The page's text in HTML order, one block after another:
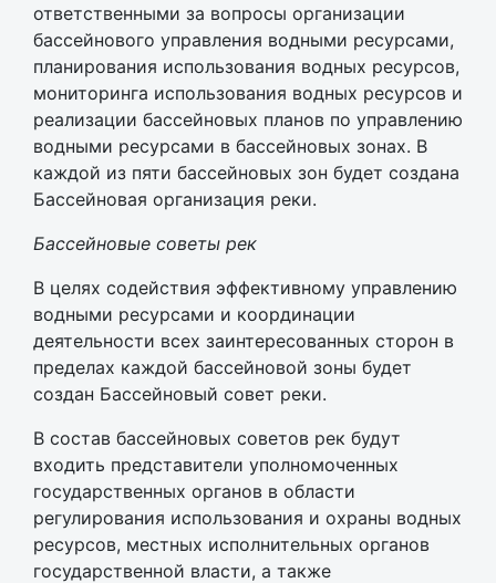
ответственными за вопросы организации
бассейнового управления водными ресурсами,
планирования использования водных ресурсов,
мониторинга использования водных ресурсов и
реализации бассейновых планов по управлению
водными ресурсами в бассейновых зонах. В
каждой из пяти бассейновых зон будет создана
Бассейновая организация реки.
Бассейновые советы рек
В целях содействия эффективному управлению
водными ресурсами и координации
деятельности всех заинтересованных сторон в
пределах каждой бассейновой зоны будет
создан Бассейновый совет реки.
В состав бассейновых советов рек будут
входить представители уполномоченных
государственных органов в области
регулирования использования и охраны водных
ресурсов, местных исполнительных органов
государственной власти, а также